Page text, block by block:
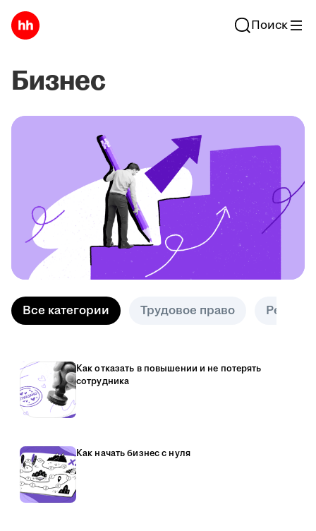
Поиск
Бизнес
Все категории Трудовое право
Как отказать в повышении и не потерять
сотрудника
Как начать бизнес с нуля